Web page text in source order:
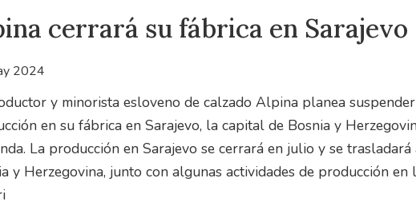
cerrará su fábrica en Sarajevo
2024
y minorista esloveno de calzado Alpina planea
en su fábrica en Sarajevo, la capital de Bosnia y
La producción en Sarajevo se cerrará en julio y se
y Herzegovina, junto con algunas actividades de producción en